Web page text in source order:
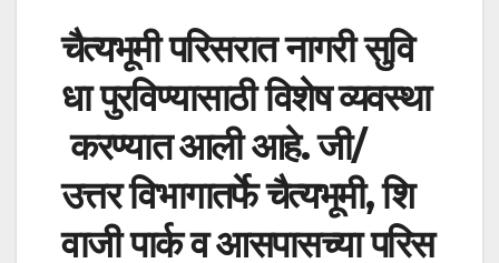
चैत्यभूमीपरिसरातनागरीसुवि
धापुरविण्यासाठीविशेषव्यवस्था
करण्यातआलीआहे.जी/
उत्तरविभागातर्फेचैत्यभूमी,शि
वाजीपार्कवआसपासच्यापरिस